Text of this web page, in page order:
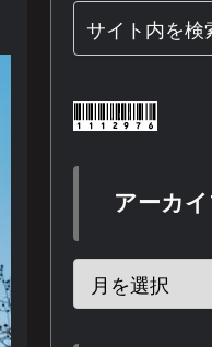
アーカ